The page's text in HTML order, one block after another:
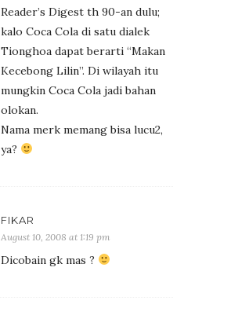
Reader’s Digest th 90-an dulu;
kalo Coca Cola di satu dialek
Tionghoa dapat berarti “Makan
Kecebong Lilin”. Di wilayah itu
mungkin Coca Cola jadi bahan
olokan.
Nama merk memang bisa lucu2,
ya?
FIKAR
August 10, 2008 at 1:19 pm
Dicobain gk mas ?